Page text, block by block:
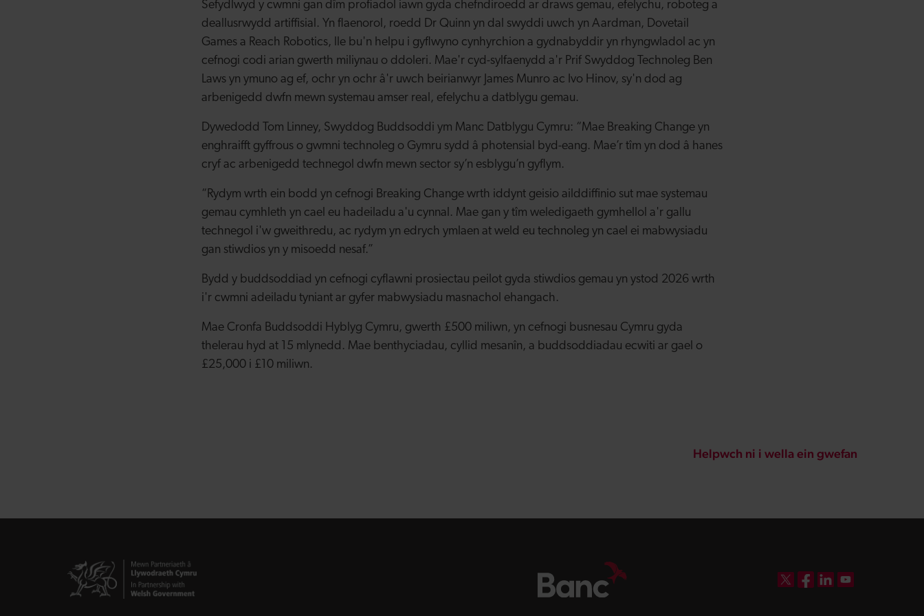
Sefydlwyd y cwmni gan dîm profiadol iawn gyda chefndiroedd ar draws gemau, efelychu, roboteg a
deallusrwydd artiffisial. Yn flaenorol, roedd Dr Quinn yn dal swyddi uwch yn Aardman, Dovetail
Games a Reach Robotics, lle bu'n helpu i gyflwyno cynhyrchion a gydnabyddir yn rhyngwladol ac yn
cefnogi codi arian gwerth miliynau o ddoleri. Mae'r cyd-sylfaenydd a'r Prif Swyddog Technoleg Ben
Laws yn ymuno ag ef, ochr yn ochr â'r uwch beirianwyr James Munro ac Ivo Hinov, sy'n dod ag
arbenigedd dwfn mewn systemau amser real, efelychu a datblygu gemau.
Dywedodd Tom Linney, Swyddog Buddsoddi ym Manc Datblygu Cymru: “Mae Breaking Change yn
enghraifft gyffrous o gwmni technoleg o Gymru sydd â photensial byd-eang. Mae’r tîm yn dod â hanes
cryf ac arbenigedd technegol dwfn mewn sector sy’n esblygu’n gyflym.
“Rydym wrth ein bodd yn cefnogi Breaking Change wrth iddynt geisio ailddiffinio sut mae systemau
gemau cymhleth yn cael eu hadeiladu a'u cynnal. Mae gan y tîm weledigaeth gymhellol a'r gallu
technegol i'w gweithredu, ac rydym yn edrych ymlaen at weld eu technoleg yn cael ei mabwysiadu
gan stiwdios yn y misoedd nesaf.”
Bydd y buddsoddiad yn cefnogi cyflawni prosiectau peilot gyda stiwdios gemau yn ystod 2026 wrth
i'r cwmni adeiladu tyniant ar gyfer mabwysiadu masnachol ehangach.
Mae Cronfa Buddsoddi Hyblyg Cymru, gwerth £500 miliwn, yn cefnogi busnesau Cymru gyda
thelerau hyd at 15 mlynedd. Mae benthyciadau, cyllid mesanîn, a buddsoddiadau ecwiti ar gael o
£25,000 i £10 miliwn.
Helpwch ni i wella ein gwefan